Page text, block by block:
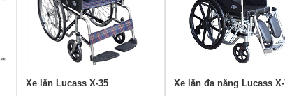
Xe lăn Lucass X-35 Xe lăn đa năng Lucass